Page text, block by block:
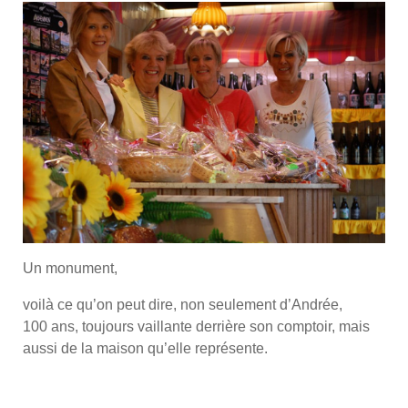
Un monument,
voilà ce qu’on peut dire, non seulement d’Andrée,
100 ans, toujours vaillante derrière son comptoir, mais
aussi de la maison qu’elle représente.